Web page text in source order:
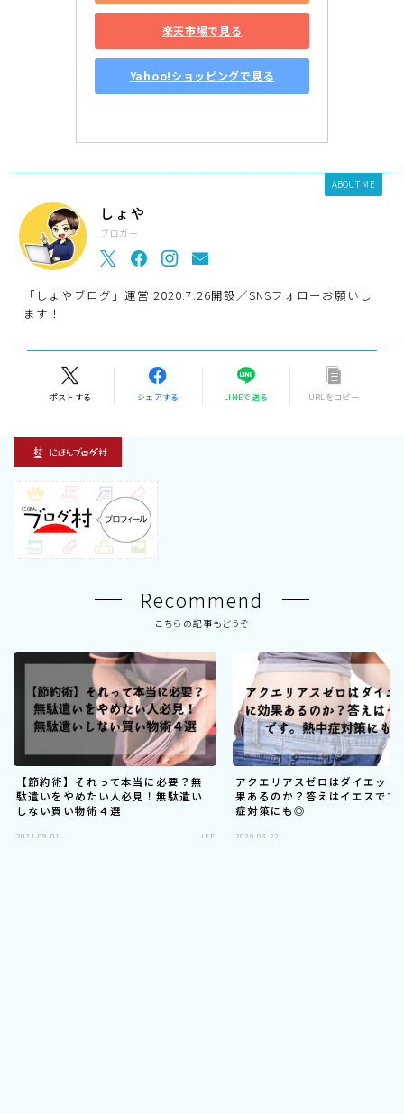
楽天市場で見る
Yahoo!ショッピングで見る
ABOUT ME
しょや
ブロガー
「しょやブログ」運営 2020.7.26開設／SNSフォローお願いし
ます！
ポストする シェアする LINEで送る URLをコピー
Recommend
こちらの記事もどうぞ
【節約術】それって本当に必要？無
駄遣いをやめたい人必見！無駄遣い
しない買い物術４選
2021.09.01 LIFE
アクエリアスゼロはダイエット
果あるのか？答えはイエスです
症対策にも◎
2020.08.22